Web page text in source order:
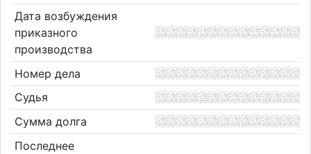
Дата возбуждения
приказного
производства
Номер дела
Судья
Сумма долга
Последнее